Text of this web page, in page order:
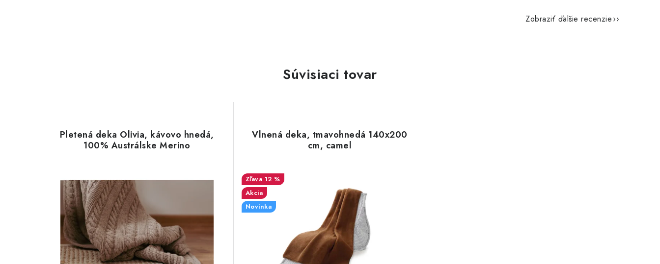
Zobraziť ďalšie recenzie
Súvisiaci tovar
Pletená deka Olivia, kávovo hnedá,
100% Austrálske Merino
Vlnená deka, tmavohnedá 140x200
cm, camel
12 %
Akcia
Novinka